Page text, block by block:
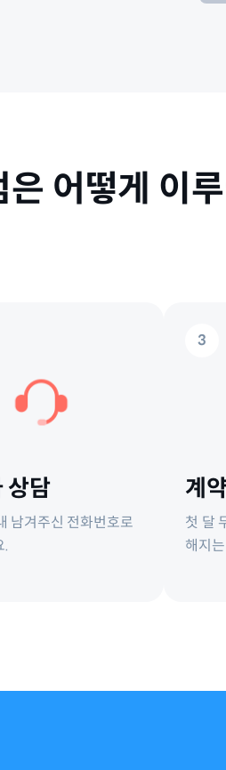
어떻게 이
상담
남겨주신 전화번호로
.
3
계
첫 달
해지